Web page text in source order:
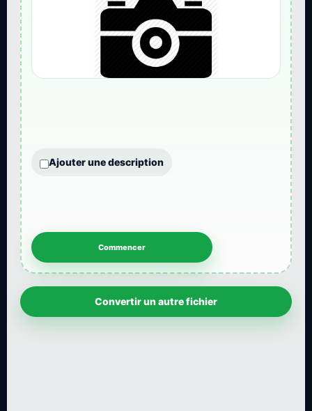
Ajouter une description
Convertir un autre fichier